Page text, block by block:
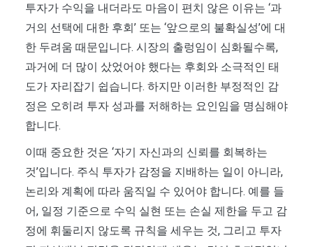
투자가 수익을 내더라도 마음이 편치 않은 이유는 ‘과
거의 선택에 대한 후회’ 또는 ‘앞으로의 불확실성’에 대
한 두려움 때문입니다. 시장의 출렁임이 심화될수록,
과거에 더 많이 샀었어야 했다는 후회와 소극적인 태
도가 자리잡기 쉽습니다. 하지만 이러한 부정적인 감
정은 오히려 투자 성과를 저해하는 요인임을 명심해야
합니다.
이때 중요한 것은 ‘자기 자신과의 신뢰를 회복하는
것’입니다. 주식 투자가 감정을 지배하는 일이 아니라,
논리와 계획에 따라 움직일 수 있어야 합니다. 예를 들
어, 일정 기준으로 수익 실현 또는 손실 제한을 두고 감
정에 휘둘리지 않도록 규칙을 세우는 것, 그리고 투자